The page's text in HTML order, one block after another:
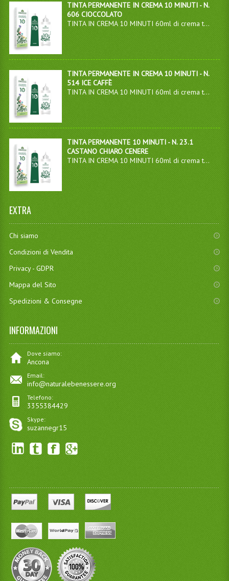
TINTA PERMANENTE IN CREMA 10 MINUTI - N.
606 CIOCCOLATO
TINTA IN CREMA 10 MINUTI 60ml di crema t...
TINTA PERMANENTE IN CREMA 10 MINUTI - N.
514 ICE CAFFÈ
TINTA IN CREMA 10 MINUTI 60ml di crema t...
TINTA PERMANENTE 10 MINUTI - N. 23.1
CASTANO CHIARO CENERE
TINTA IN CREMA 10 MINUTI 60ml di crema t...
EXTRA
Chi siamo
Condizioni di Vendita
Privacy - GDPR
Mappa del Sito
Spedizioni & Consegne
INFORMAZIONI
Dove siamo:
Ancona
Email:
info@naturalebenessere.org
Telefono:
3355384429
Skype:
suzannegr15